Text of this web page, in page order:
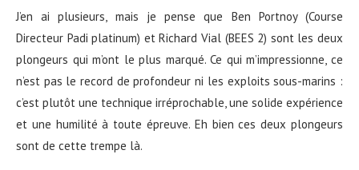
J’en ai plusieurs, mais je pense que Ben Portnoy (Course
Directeur Padi platinum) et Richard Vial (BEES 2) sont les deux
plongeurs qui m’ont le plus marqué. Ce qui m’impressionne, ce
n’est pas le record de profondeur ni les exploits sous-marins :
c’est plutôt une technique irréprochable, une solide expérience
et une humilité à toute épreuve. Eh bien ces deux plongeurs
sont de cette trempe là.